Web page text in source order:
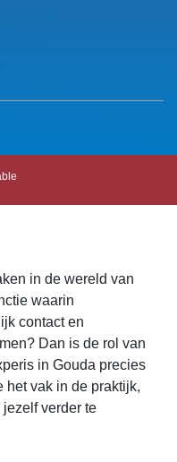
in de wereld van
waarin
contact en
Dan is de rol van
in Gouda precies
het vak in de praktijk,
verder te